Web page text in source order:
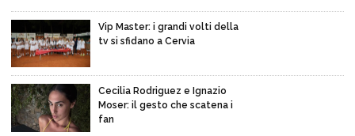
Vip Master: i grandi volti della
tv si sfidano a Cervia
Cecilia Rodriguez e Ignazio
Moser: il gesto che scatena i
fan